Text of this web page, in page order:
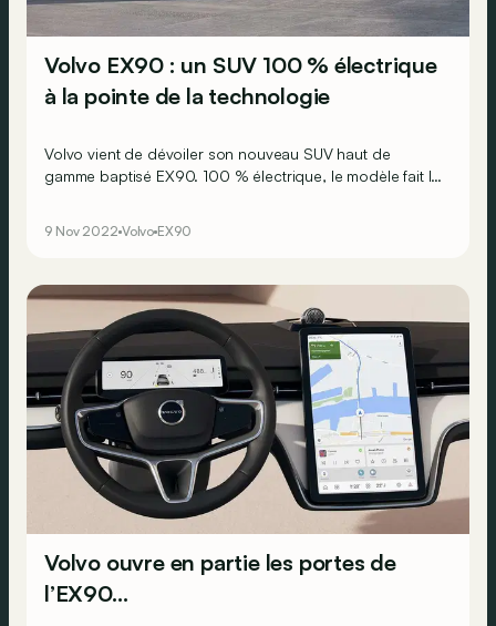
Volvo EX90 : un SUV 100 % électrique
à la pointe de la technologie
Volvo vient de dévoiler son nouveau SUV haut de
gamme baptisé EX90. 100 % électrique, le modèle fait la
9 Nov 2022 Volvo EX90
Volvo ouvre en partie les portes de
l’EX90…